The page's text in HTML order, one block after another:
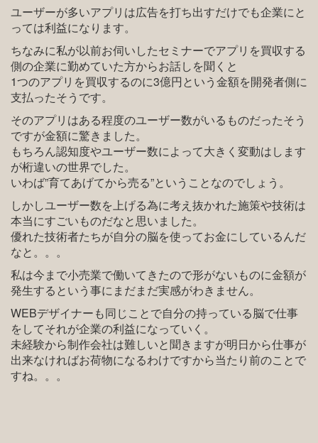
ユーザーが多いアプリは広告を打ち出すだけでも企業にと
っては利益になります。
ちなみに私が以前お伺いしたセミナーでアプリを買収する
側の企業に勤めていた方からお話しを聞くと
1つのアプリを買収するのに3億円という金額を開発者側に
支払ったそうです。
そのアプリはある程度のユーザー数がいるものだったそう
ですが金額に驚きました。
もちろん認知度やユーザー数によって大きく変動はします
が桁違いの世界でした。
いわば”育てあげてから売る”ということなのでしょう。
しかしユーザー数を上げる為に考え抜かれた施策や技術は
本当にすごいものだなと思いました。
優れた技術者たちが自分の脳を使ってお金にしているんだ
なと。。。
私は今まで小売業で働いてきたので形がないものに金額が
発生するという事にまだまだ実感がわきません。
WEBデザイナーも同じことで自分の持っている脳で仕事
をしてそれが企業の利益になっていく。
未経験から制作会社は難しいと聞きますが明日から仕事が
出来なければお荷物になるわけですから当たり前のことで
すね。。。